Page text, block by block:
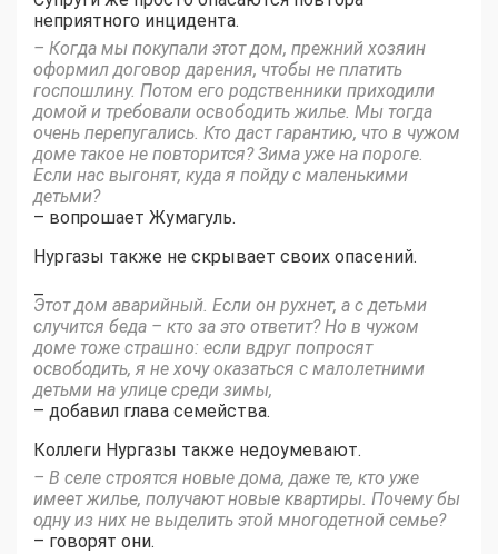
неприятного инцидента.
– Когда мы покупали этот дом, прежний хозяин
оформил договор дарения, чтобы не платить
госпошлину. Потом его родственники приходили
домой и требовали освободить жилье. Мы тогда
очень перепугались. Кто даст гарантию, что в чужом
доме такое не повторится? Зима уже на пороге.
Если нас выгонят, куда я пойду с маленькими
детьми?
– вопрошает Жумагуль.
Нургазы также не скрывает своих опасений.
–
Этот дом аварийный. Если он рухнет, а с детьми
случится беда – кто за это ответит? Но в чужом
доме тоже страшно: если вдруг попросят
освободить, я не хочу оказаться с малолетними
детьми на улице среди зимы,
– добавил глава семейства.
Коллеги Нургазы также недоумевают.
– В селе строятся новые дома, даже те, кто уже
имеет жилье, получают новые квартиры. Почему бы
одну из них не выделить этой многодетной семье?
– говорят они.